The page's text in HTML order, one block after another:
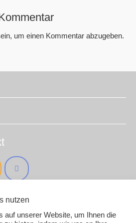
um einen Kommentar abzugeben.
nutzen
auf unserer Website, um Ihnen die